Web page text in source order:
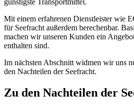
günstigste Transportmittel.
Mit einem erfahrenen Dienstleister wie
für Seefracht außerdem berechenbar.
machen wir unseren Kunden ein
enthalten sind.
Im nächsten Abschnitt widmen wir uns
den Nachteilen der Seefracht.
Zu den Nachteilen der